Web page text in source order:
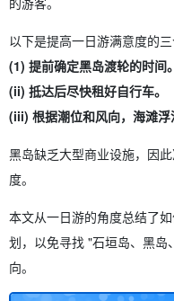
以下是提高一日游满意度的三
(1) 提前确定黑岛渡轮的时间。
(ii) 抵达后尽快租好自行车。
(iii) 根据潮位和风向，海滩浮
黑岛缺乏大型商业设施，因
度。
本文从一日游的角度总结了
划，以免寻找 "石垣岛、黑
向。